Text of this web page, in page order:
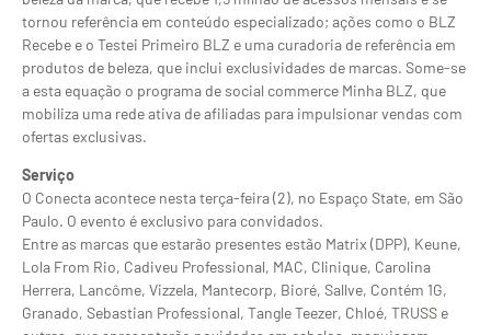
tornou referência em conteúdo especializado; ações como o BLZ
Recebe e o Testei Primeiro BLZ e uma curadoria de referência em
produtos de beleza, que inclui exclusividades de marcas. Some-se
a esta equação o programa de social commerce Minha BLZ, que
mobiliza uma rede ativa de afiliadas para impulsionar vendas com
ofertas exclusivas.
Serviço
O Conecta acontece nesta terça-feira (2), no Espaço State, em São
Paulo. O evento é exclusivo para convidados.
Entre as marcas que estarão presentes estão Matrix (DPP), Keune,
Lola From Rio, Cadiveu Professional, MAC, Clinique, Carolina
Herrera, Lancôme, Vizzela, Mantecorp, Bioré, Sallve, Contém 1G,
Granado, Sebastian Professional, Tangle Teezer, Chloé, TRUSS e